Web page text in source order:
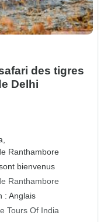
des tigres
Delhi
Ranthambore
bienvenus
Ranthambore
: Anglais
Tours Of India